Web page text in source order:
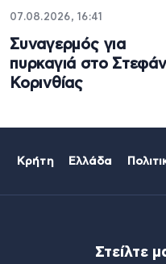
07.08.2026, 16:41
Συναγερμός για
πυρκαγιά στο
Κορινθίας
Κρήτη Ελλάδα
Στείλτε